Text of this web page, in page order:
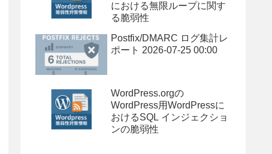
における無限ループに関す
る脆弱性
Postfix/DMARC ログ集計レ
ポート 2026-07-25 00:00
WordPress.orgの
WordPress用WordPressに
おけるSQL インジェクショ
ンの脆弱性